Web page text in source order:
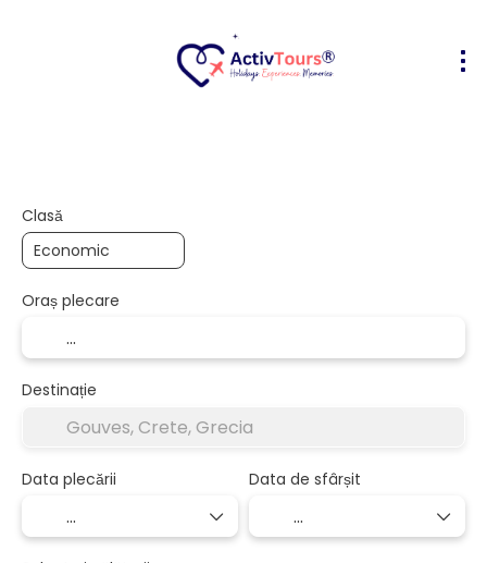
Clasă
Oraș plecare
Destinație
Data plecării Data de sfârșit